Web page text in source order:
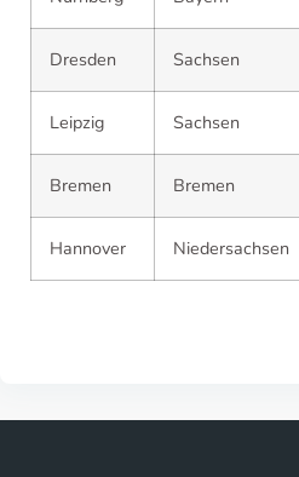
Dresden Sachsen
Leipzig Sachsen
Bremen Bremen
Hannover Niedersachsen